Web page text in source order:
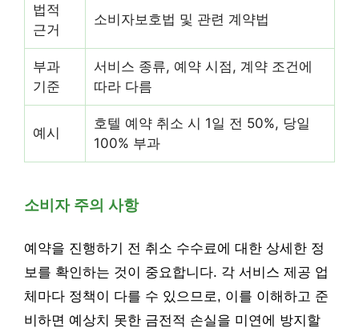
법적
근거
소비자보호법 및 관련 계약법
부과
기준
서비스 종류, 예약 시점, 계약 조건에
따라 다름
예시
호텔 예약 취소 시 1일 전 50%, 당일
100% 부과
소비자 주의 사항
예약을 진행하기 전 취소 수수료에 대한 상세한 정
보를 확인하는 것이 중요합니다. 각 서비스 제공 업
체마다 정책이 다를 수 있으므로, 이를 이해하고 준
비하면 예상치 못한 금전적 손실을 미연에 방지할